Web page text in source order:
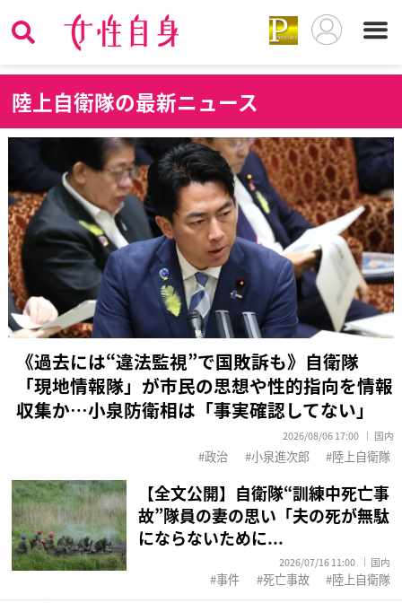
陸上自衛隊の最新ニュース
《過去には“違法監視”で国敗訴も》自衛隊
「現地情報隊」が市民の思想や性的指向を情報
収集か…小泉防衛相は「事実確認してない」
2026/08/06 17:00 国内
政治 小泉進次郎 陸上自衛隊
【全文公開】自衛隊“訓練中死亡事
故”隊員の妻の思い「夫の死が無駄
にならないために...
2026/07/16 11:00 国内
事件 死亡事故 陸上自衛隊